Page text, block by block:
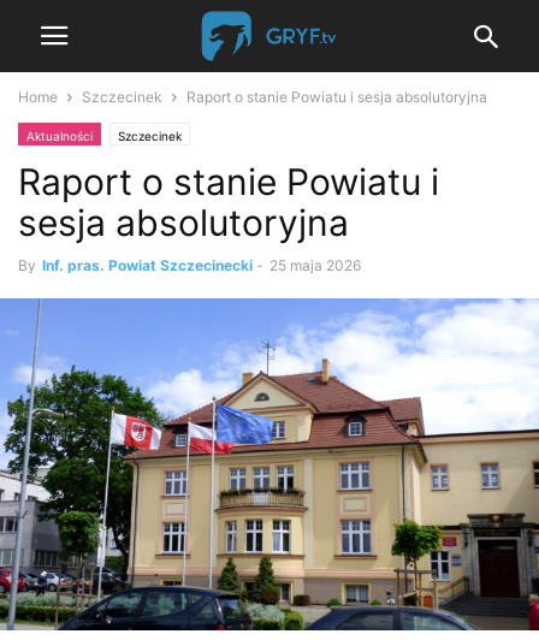
Home Szczecinek Raport o stanie Powiatu i sesja absolutoryjna
Aktualności Szczecinek
Raport o stanie Powiatu i
sesja absolutoryjna
By Inf. pras. Powiat Szczecinecki - 25 maja 2026